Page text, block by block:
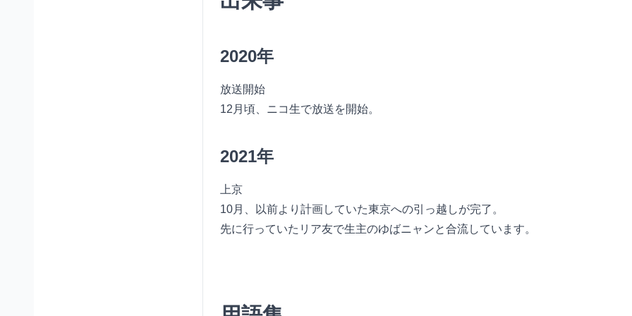
2020年
放送開始
12月頃、ニコ生で放送を開始。
2021年
上京
10月、以前より計画していた東京への引っ越しが完了。
先に行っていたリア友で生主のゆばニャンと合流しています。